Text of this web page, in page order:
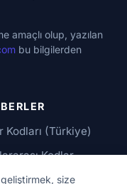
size
amaçlı olup, yazılan
bu bilgilerden
Kodları (Türkiye)
Kodlar
Numaralar